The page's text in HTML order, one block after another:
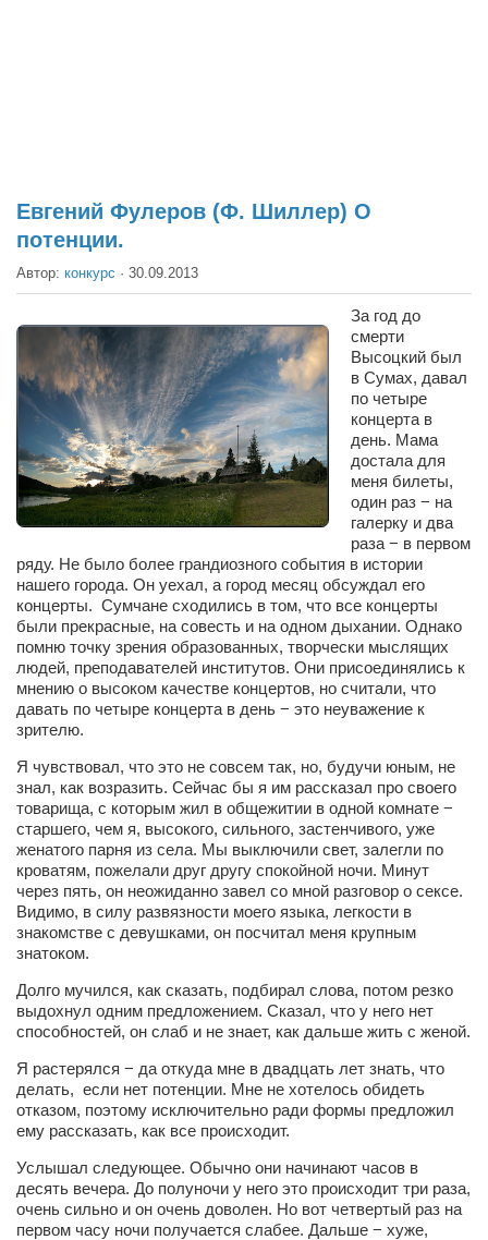
Факты
Выборы
Деньги
Опросы
Экология
Здоровье
Здоровый образ жизни
Сам себе доктор
Курьезы
Досье
Арт-менеджеры
Лариса Ильченко
Орест Коваль
Елена Мельник
Вера Паненко
Семён Салатенко
Сергей Шепилов
Актёры
Артём Мяус
Барды
Владимир Айзенберг
Ольга Козаченко
Оксана Скоробагатская
Евгений Фулеров (Ф. Шиллер) О
потенции.
Автор: конкурс · 30.09.2013
За год до
смерти
Высоцкий был
в Сумах, давал
по четыре
концерта в
день. Мама
достала для
меня билеты,
один раз − на
галерку и два
раза − в первом
ряду. Не было более грандиозного события в истории
нашего города. Он уехал, а город месяц обсуждал его
концерты. Сумчане сходились в том, что все концерты
были прекрасные, на совесть и на одном дыхании. Однако
помню точку зрения образованных, творчески мыслящих
людей, преподавателей институтов. Они присоединялись к
мнению о высоком качестве концертов, но считали, что
давать по четыре концерта в день − это неуважение к
зрителю.
Я чувствовал, что это не совсем так, но, будучи юным, не
знал, как возразить. Сейчас бы я им рассказал про своего
товарища, с которым жил в общежитии в одной комнате −
старшего, чем я, высокого, сильного, застенчивого, уже
женатого парня из села. Мы выключили свет, залегли по
кроватям, пожелали друг другу спокойной ночи. Минут
через пять, он неожиданно завел со мной разговор о сексе.
Видимо, в силу развязности моего языка, легкости в
знакомстве с девушками, он посчитал меня крупным
знатоком.
Долго мучился, как сказать, подбирал слова, потом резко
выдохнул одним предложением. Сказал, что у него нет
способностей, он слаб и не знает, как дальше жить с женой.
Я растерялся − да откуда мне в двадцать лет знать, что
делать, если нет потенции. Мне не хотелось обидеть
отказом, поэтому исключительно ради формы предложил
ему рассказать, как все происходит.
Услышал следующее. Обычно они начинают часов в
десять вечера. До полуночи у него это происходит три раза,
очень сильно и он очень доволен. Но вот четвертый раз на
первом часу ночи получается слабее. Дальше − хуже,